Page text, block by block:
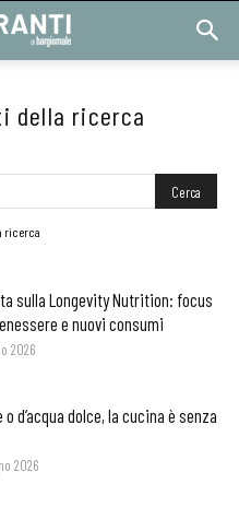
della ricerca
ricerca
sulla Longevity Nutrition: focus
e nuovi consumi
2026
d’acqua dolce, la cucina è senza
2026